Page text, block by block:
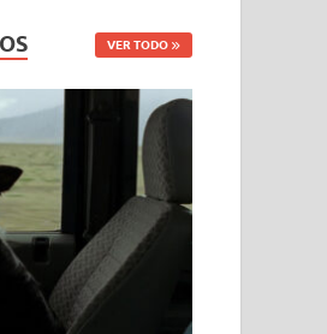
VER TODO